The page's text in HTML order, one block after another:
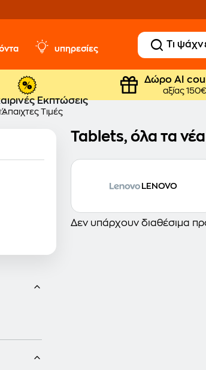
υπηρεσίες
Εκπτώσεις
Άπαιχτες Τιμές
Δώρο ΑΙ
αξίας 150€
Tablets, όλα τα
LENOVO
Δεν υπάρχουν διαθέσιμα